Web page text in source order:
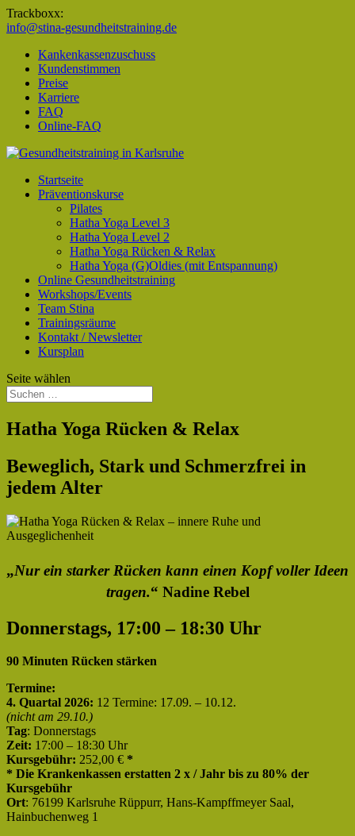
Trackboxx:
info@stina-gesundheitstraining.de
Kankenkassenzuschuss
Kundenstimmen
Preise
Karriere
FAQ
Online-FAQ
Startseite
Präventionskurse
Pilates
Hatha Yoga Level 3
Hatha Yoga Level 2
Hatha Yoga Rücken & Relax
Hatha Yoga (G)Oldies (mit Entspannung)
Online Gesundheitstraining
Workshops/Events
Team Stina
Trainingsräume
Kontakt / Newsletter
Kursplan
Seite wählen
Hatha Yoga Rücken & Relax
Beweglich, Stark und Schmerzfrei in
jedem Alter
„Nur ein starker Rücken kann einen Kopf voller Ideen
tragen.“ Nadine Rebel
Donnerstags, 17:00 – 18:30 Uhr
90 Minuten Rücken stärken
Termine:
4. Quartal 2026: 12 Termine: 17.09. – 10.12.
(nicht am 29.10.)
Tag: Donnerstags
Zeit: 17:00 – 18:30 Uhr
Kursgebühr: 252,00 € *
* Die Krankenkassen erstatten 2 x / Jahr bis zu 80% der
Kursgebühr
Ort: 76199 Karlsruhe Rüppurr, Hans-Kampffmeyer Saal,
Hainbuchenweg 1